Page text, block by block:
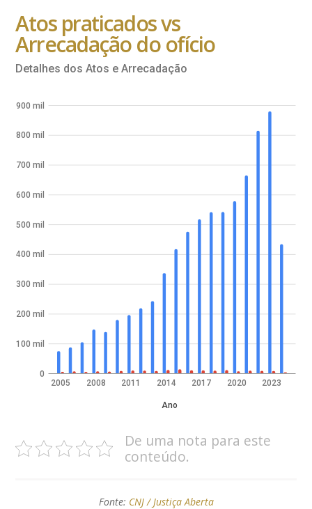
Atos praticados vs
Arrecadação do ofício
Detalhes dos Atos e Arrecadação
2005 2008 2011 2014 2017 2020 2023
Ano
0
100 mil
200 mil
300 mil
400 mil
500 mil
600 mil
700 mil
800 mil
900 mil
De uma nota para este
conteúdo.
Fonte: CNJ / Justiça Aberta